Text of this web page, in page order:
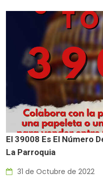
El 39008 Es El Número
La Parroquia
31 de Octubre de 2022